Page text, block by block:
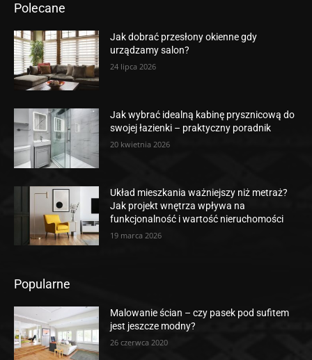
Polecane
Jak dobrać przesłony okienne gdy
urządzamy salon?
24 lipca 2026
Jak wybrać idealną kabinę prysznicową do
swojej łazienki – praktyczny poradnik
20 kwietnia 2026
Układ mieszkania ważniejszy niż metraż?
Jak projekt wnętrza wpływa na
funkcjonalność i wartość nieruchomości
19 marca 2026
Popularne
Malowanie ścian – czy pasek pod sufitem
jest jeszcze modny?
26 czerwca 2020